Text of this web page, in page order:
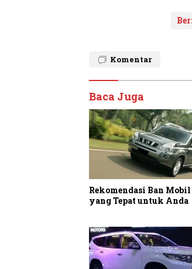
Komentar
Baca Juga
Rekomendasi Ban Mobil
yang Tepat untuk Anda